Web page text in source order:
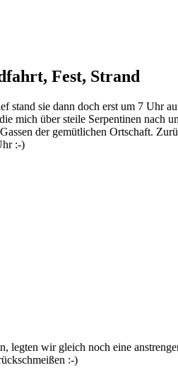
Fest, Strand
stand sie dann doch erst um 7 Uhr
mich über steile Serpentinen nach
der gemütlichen Ortschaft.
:-)
legten wir gleich noch eine
:-)